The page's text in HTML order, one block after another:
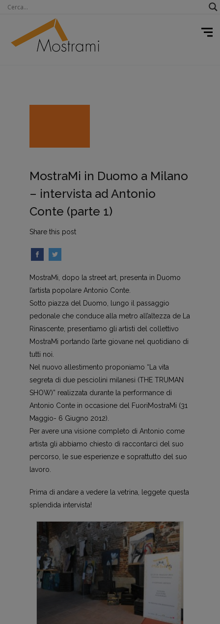
MostraMi in Duomo a Milano
– intervista ad Antonio
Conte (parte 1)
Share this post
MostraMi, dopo la street art, presenta in Duomo
l’artista popolare Antonio Conte.
Sotto piazza del Duomo, lungo il passaggio
pedonale che conduce alla metro all’altezza de La
Rinascente, presentiamo gli artisti del collettivo
MostraMi portando l’arte giovane nel quotidiano di
tutti noi.
Nel nuovo allestimento proponiamo “La vita
segreta di due pesciolini milanesi (THE TRUMAN
SHOW)” realizzata durante la performance di
Antonio Conte in occasione del FuoriMostraMi (31
Maggio- 6 Giugno 2012).
Per avere una visione completo di Antonio come
artista gli abbiamo chiesto di raccontarci del suo
percorso, le sue esperienze e soprattutto del suo
lavoro.
Prima di andare a vedere la vetrina, leggete questa
splendida intervista!